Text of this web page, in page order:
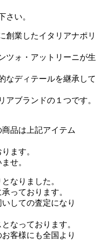
さい。
創業したイタリアナポリ
ツォ・アットリーニが生
なディテールを継承して
アブランドの１つです。
品は上記アイテム
ます。
せ。
なりました。
っております。
しての査定になり
なっております。
客様にも全国より